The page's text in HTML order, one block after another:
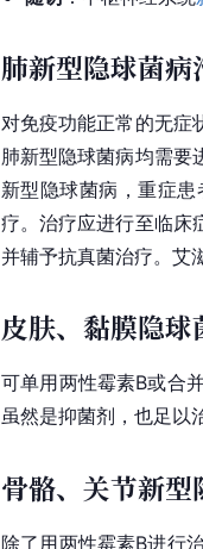
肺新型隐球菌病
对免疫功能正常的无症
肺新型隐球菌病均需要
新型隐球菌病，重症
疗。治疗应进行至临床
并辅予抗真菌治疗。艾
皮肤、黏膜隐球
可单用两性霉素B或合
虽然是抑菌剂，也足以
骨骼、关节新
除了用两性霉素B进行